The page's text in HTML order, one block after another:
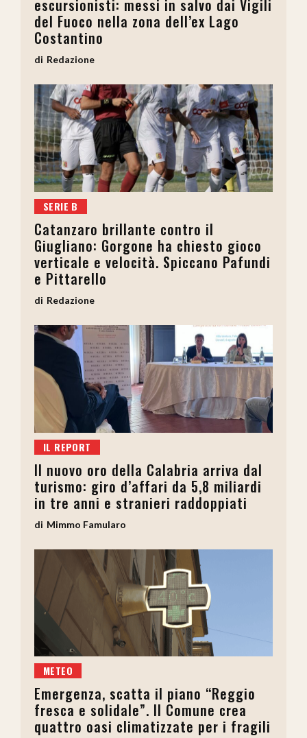
escursionisti: messi in salvo dai Vigili
del Fuoco nella zona dell’ex Lago
Costantino
Redazione
SERIE B
Catanzaro brillante contro il
Giugliano: Gorgone ha chiesto gioco
verticale e velocità. Spiccano Pafundi
e Pittarello
Redazione
IL REPORT
Il nuovo oro della Calabria arriva dal
turismo: giro d’affari da 5,8 miliardi
in tre anni e stranieri raddoppiati
Mimmo Famularo
METEO
Emergenza, scatta il piano “Reggio
fresca e solidale”. Il Comune crea
quattro oasi climatizzate per i fragili